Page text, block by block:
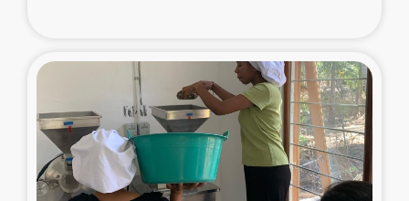
石巻市街地在宅被災者支援
復興応援隊の活動
仮設住宅生活支援・農業復興支援